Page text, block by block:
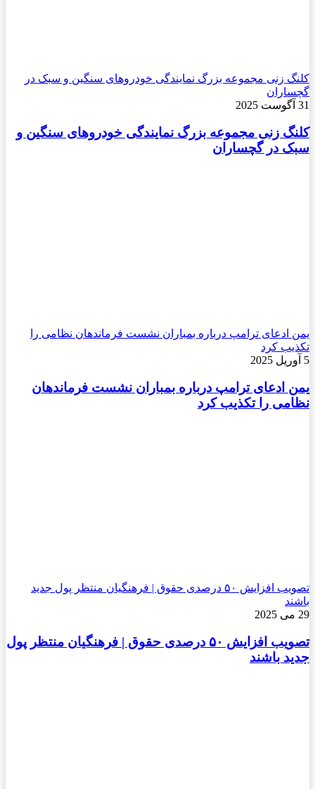
کلنگ زنی مجموعه بزرگ نمایندگی خودروهای سنگین و سبک در
گچساران
31 آگوست 2025
کلنگ زنی مجموعه بزرگ نمایندگی خودروهای سنگین و
سبک در گچساران
یمن ادعای ترامپ درباره بمباران نشست فرماندهان نظامی را
تکذیب کرد
5 آوریل 2025
یمن ادعای ترامپ درباره بمباران نشست فرماندهان
نظامی را تکذیب کرد
تصویب افزایش ۵۰ درصدی حقوق | فرهنگیان منتظر پول جدید
باشند
29 می 2025
تصویب افزایش ۵۰ درصدی حقوق | فرهنگیان منتظر پول
جدید باشند